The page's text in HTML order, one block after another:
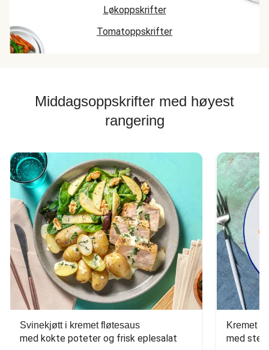
Løkoppskrifter
Tomatoppskrifter
Middagsoppskrifter med høyest
rangering
Svinekjøtt i kremet fløtesaus
med kokte poteter og frisk eplesalat
Kremet
med